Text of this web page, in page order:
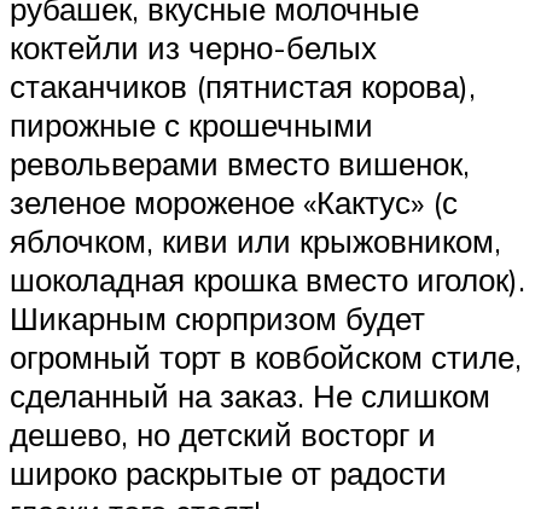
рубашек, вкусные молочные
коктейли из черно-белых
стаканчиков (пятнистая корова),
пирожные с крошечными
револьверами вместо вишенок,
зеленое мороженое «Кактус» (с
яблочком, киви или крыжовником,
шоколадная крошка вместо иголок).
Шикарным сюрпризом будет
огромный торт в ковбойском стиле,
сделанный на заказ. Не слишком
дешево, но детский восторг и
широко раскрытые от радости